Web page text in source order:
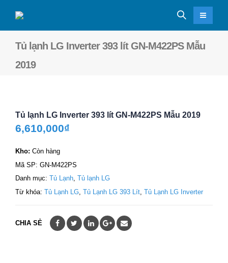
Tủ lạnh LG Inverter 393 lít GN-M422PS Mẫu
2019
Tủ lạnh LG Inverter 393 lít GN-M422PS Mẫu 2019
6,610,000₫
Kho: Còn hàng
Mã SP: GN-M422PS
Danh mục: Tủ Lạnh, Tủ lạnh LG
Từ khóa: Tủ Lạnh LG Tủ Lạnh LG 393 Lít Tủ Lạnh LG Inverter
CHIA SẺ